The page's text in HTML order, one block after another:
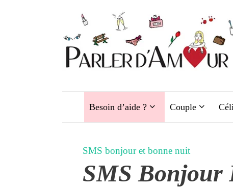
Besoin d’aide ? Couple
SMS bonjour et bonne nuit
SMS Bonjour